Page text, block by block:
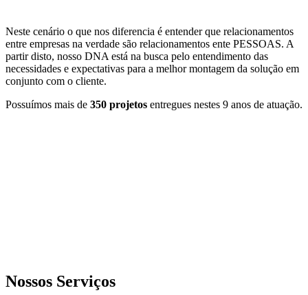
Neste cenário o que nos diferencia é entender que relacionamentos
entre empresas na verdade são relacionamentos ente PESSOAS. A
partir disto, nosso DNA está na busca pelo entendimento das
necessidades e expectativas para a melhor montagem da solução em
conjunto com o cliente.
Possuímos mais de 350 projetos entregues nestes 9 anos de atuação.
Nossos Serviços